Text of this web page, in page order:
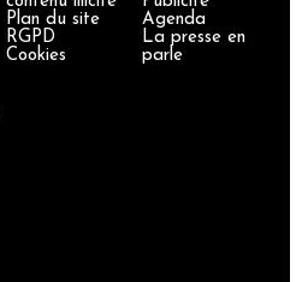
Plan du site
RGPD
Cookies
Agenda
La presse en
parle